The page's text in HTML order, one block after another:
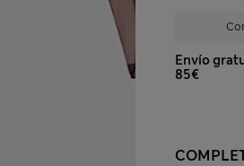
Envío
85€